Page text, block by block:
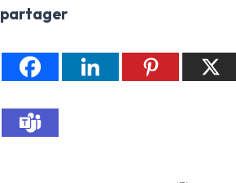
partager